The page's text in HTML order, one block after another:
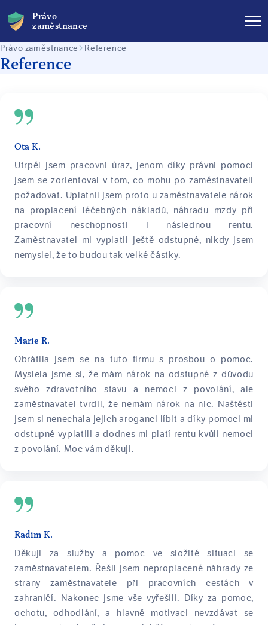
Právo
zaměstnance
Reference
Právo zaměstnance Reference
Ota K.
Utrpěl jsem pracovní úraz, jenom díky právní pomoci
jsem se zorientoval v tom, co mohu po zaměstnavateli
požadovat. Uplatnil jsem proto u zaměstnavatele nárok
na proplacení léčebných nákladů, náhradu mzdy při
pracovní neschopnosti i následnou rentu.
Zaměstnavatel mi vyplatil ještě odstupné, nikdy jsem
nemyslel, že to budou tak velké částky.
Marie R.
Obrátila jsem se na tuto firmu s prosbou o pomoc.
Myslela jsme si, že mám nárok na odstupné z důvodu
svého zdravotního stavu a nemoci z povolání, ale
zaměstnavatel tvrdil, že nemám nárok na nic. Naštěstí
jsem si nenechala jejich aroganci líbit a díky pomoci mi
odstupné vyplatili a dodnes mi platí rentu kvůli nemoci
z povolání. Moc vám děkuji.
Radim K.
Děkuji za služby a pomoc ve složité situaci se
zaměstnavatelem. Řešil jsem neproplacené náhrady ze
strany zaměstnavatele při pracovních cestách v
zahraničí. Nakonec jsme vše vyřešili. Díky za pomoc,
ochotu, odhodlání, a hlavně motivaci nevzdávat se